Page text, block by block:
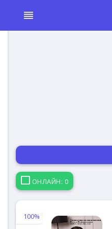
reorder
ОНЛАЙН: 0
100%